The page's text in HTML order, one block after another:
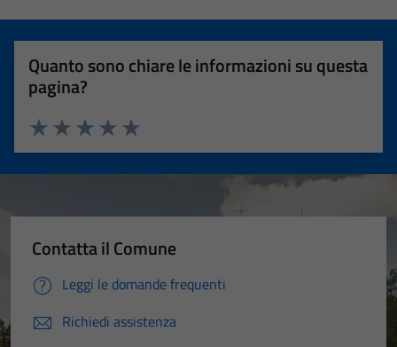
Quanto sono chiare le informazioni su questa
pagina?
Valuta 5 stelle su 5
Valuta 4 stelle su 5
Valuta 3 stelle su 5
Valuta 2 stelle su 5
Valuta 1 stelle su 5
Contatta il Comune
Leggi le domande frequenti
Richiedi assistenza